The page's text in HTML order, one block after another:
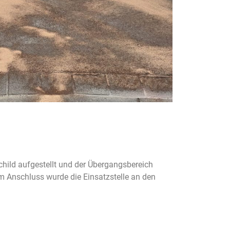
aufgestellt und der Übergangsbereich
Anschluss wurde die Einsatzstelle an den